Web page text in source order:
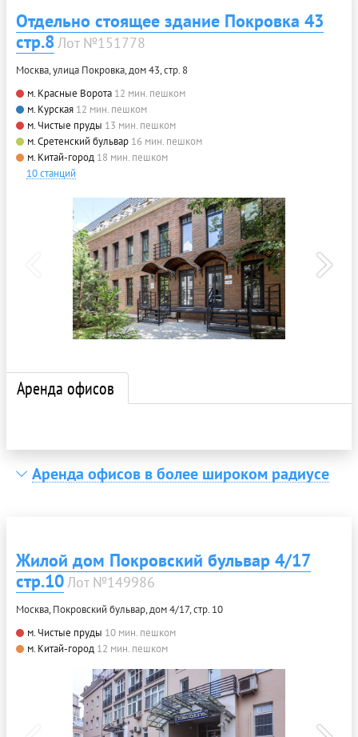
Отдельно стоящее здание Покровка 43
стр.8 Лот №151778
Москва, улица Покровка, дом 43, стр. 8
м. Красные Ворота 12 мин. пешком
м. Курская 12 мин. пешком
м. Чистые пруды 13 мин. пешком
м. Сретенский бульвар 16 мин. пешком
м. Китай-город 18 мин. пешком
10 станций
Аренда офисов
Аренда офисов в более широком радиусе
Жилой дом Покровский бульвар 4/17
стр.10Лот №149986
Москва, Покровский бульвар, дом 4/17, стр. 10
м. Чистые пруды 10 мин. пешком
м. Китай-город 12 мин. пешком